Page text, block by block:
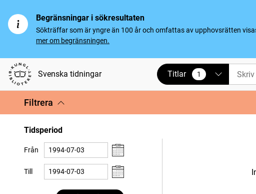
Begränsningar i sökresultaten
Sökträffar som är yngre än 100 år och omfattas av upphovsrätten
mer om begränsningen.
Svenska tidningar Titlar 1
vald
Filtrera
Tidsperiod
Från
Till